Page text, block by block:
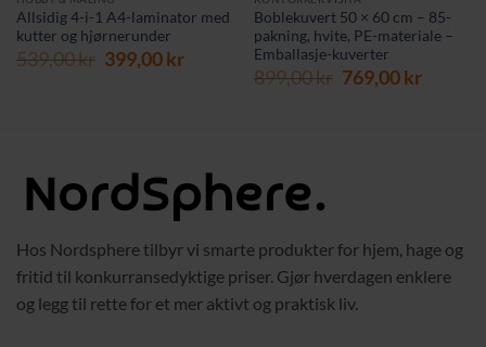
Allsidig 4-i-1 A4-laminator med
kutter og hjørnerunder
539,00kr Opprinnelig
399,00krNåværende
Boblekuvert 50 × 60 cm – 85-
pakning, hvite, PE-materiale –
Emballasje-kuverter
899,00kr Opprinnelig
769,00kr
Hos Nordsphere tilbyr vi smarte produkter for hjem, hage og
fritid til konkurransedyktige priser. Gjør hverdagen enklere
og legg til rette for et mer aktivt og praktisk liv.